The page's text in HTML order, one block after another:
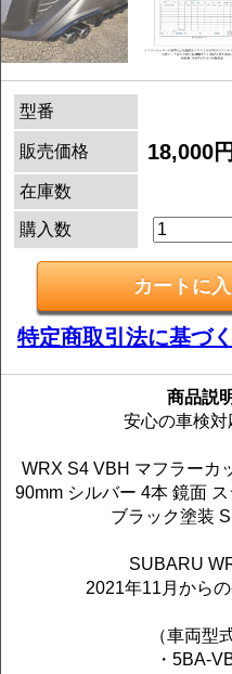
型番
販売価格 18,000
在庫数
購入数
特定商取引法に基づ
商品説
安心の車検対
WRX S4 VBH マフラーカ
90mm シルバー 4本 鏡面
ブラック塗装
SUBARU
2021年11月から
（車両型
・5BA-